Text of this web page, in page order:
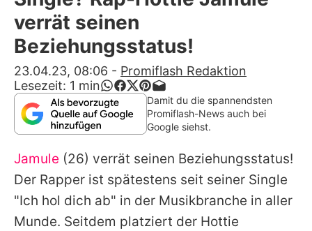
Alle Themen auf Promiflash
Jobs
App runterladen
Team
Redaktionelle Richtlinien
Impressum
Datenschutzerklärung
Nutzungsbedingungen
verrät seinen
Beziehungsstatus!
23.04.23, 08:06 - Promiflash Redaktion
Lesezeit: 1 min
Damit du die spannendsten
Promiflash-News auch bei
Google siehst.
Jamule (26) verrät seinen Beziehungsstatus!
Der Rapper ist spätestens seit seiner Single
"Ich hol dich ab" in der Musikbranche in aller
Munde. Seitdem platziert der Hottie